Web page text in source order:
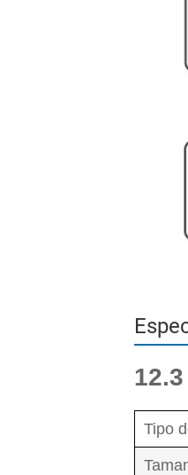
Tipo